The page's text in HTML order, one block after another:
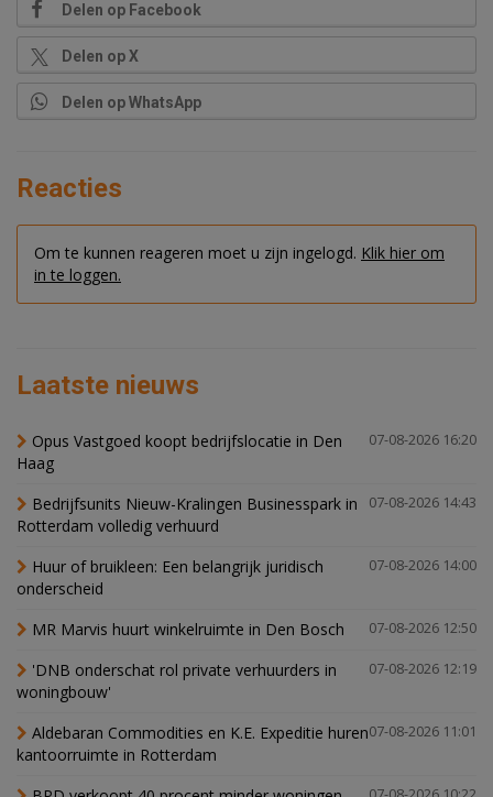
Delen op Facebook
Delen op X
Delen op WhatsApp
Reacties
Om te kunnen reageren moet u zijn ingelogd. Klik hier om
in te loggen.
Laatste nieuws
07-08-2026 16:20
Opus Vastgoed koopt bedrijfslocatie in Den
Haag
07-08-2026 14:43
Bedrijfsunits Nieuw-Kralingen Businesspark in
Rotterdam volledig verhuurd
07-08-2026 14:00
Huur of bruikleen: Een belangrijk juridisch
onderscheid
07-08-2026 12:50
MR Marvis huurt winkelruimte in Den Bosch
07-08-2026 12:19
'DNB onderschat rol private verhuurders in
woningbouw'
07-08-2026 11:01
Aldebaran Commodities en K.E. Expeditie huren
kantoorruimte in Rotterdam